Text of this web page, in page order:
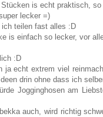
is echt praktisch,
lecker =)
ich teilen fast alles :D
is einfach so lecker, vor
:D
ja echt extrem viel
drin ohne dass ich
Jogginghosen am
auch, wird richtig